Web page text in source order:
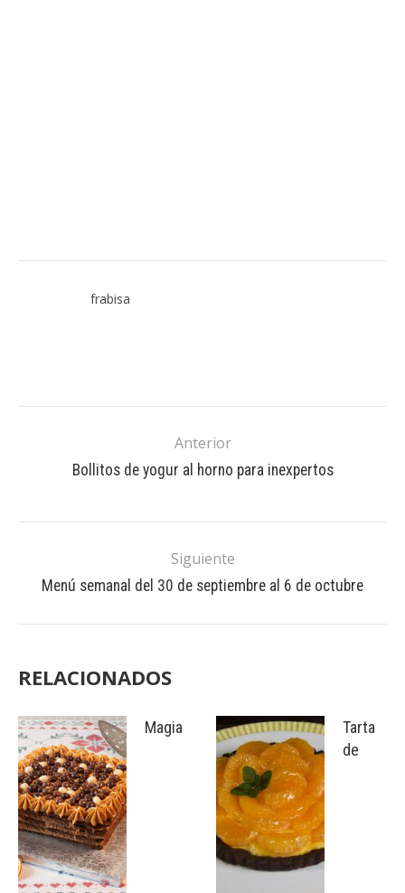
frabisa
Anterior
Bollitos de yogur al horno para inexpertos
Siguiente
Menú semanal del 30 de septiembre al 6 de octubre
RELACIONADOS
Magia
Tarta
de